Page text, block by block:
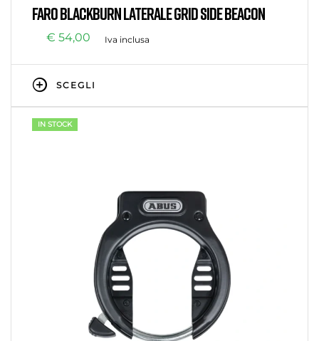
Senza categoria,Sicurezza
FARO BLACKBURN LATERALE GRID SIDE BEACON
€ 54,00 Iva inclusa
SCEGLI
IN STOCK